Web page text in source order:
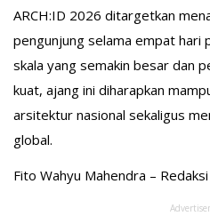
ARCH:ID 2026 ditargetkan
pengunjung selama empat hari
skala yang semakin besar dan
kuat, ajang ini diharapkan
arsitektur nasional sekaligus
global.
Fito Wahyu Mahendra – Redaksi